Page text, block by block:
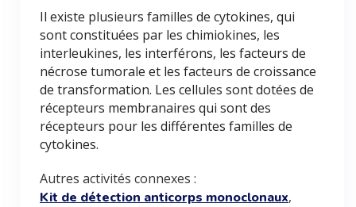
Il existe plusieurs familles de cytokines, qui
sont constituées par les chimiokines, les
interleukines, les interférons, les facteurs de
nécrose tumorale et les facteurs de croissance
de transformation. Les cellules sont dotées de
récepteurs membranaires qui sont des
récepteurs pour les différentes familles de
cytokines.
Autres activités connexes :
Kit de détection anticorps monoclonaux,